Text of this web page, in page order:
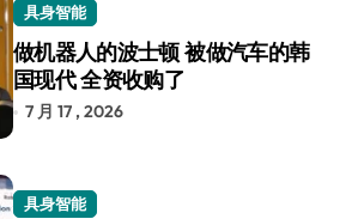
具身智能
做机器人的波士顿 被做汽车的韩
国现代 全资收购了
7 月 17 , 2026
具身智能